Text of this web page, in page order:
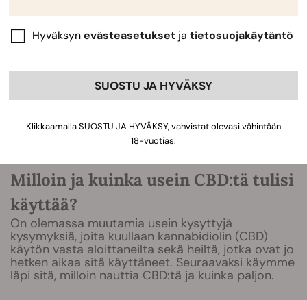
Milloin ja kuinka usein CBD:tä tulisi
käyttää?
On olemassa muutamia usein kysyttyjä
kysymyksiä, joita kuullaan kannabidiolin (CBD)
käytön vasta aloittaneilta sekä heiltä, jotka ovat jo
hetken aikaa sitä käyttäneet. Seuraavaksi käymme
läpi sitä, milloin nauttia CBD:tä ja kuinka paljon.
Hyväksynevästeasetuksetja tietosuojakäytäntö
SUOSTU JA HYVÄKSY
Klikkaamalla SUOSTU JA HYVÄKSY, vahvistat olevasi vähintään
18-vuotias.